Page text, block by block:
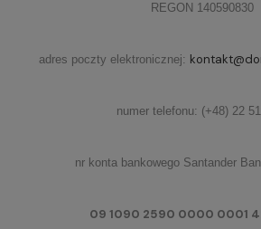
REGON 140590830
adres poczty elektronicznej:
numer telefonu: (+48) 22
nr konta bankowego Santander
09 1090 2590 0000 0001